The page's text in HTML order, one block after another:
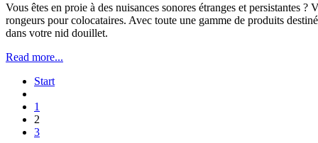
Vous êtes en proie à des nuisances sonores étranges et persistantes
rongeurs pour colocataires. Avec toute une gamme de produits
dans votre nid douillet.
Read more...
Start
1
2
3